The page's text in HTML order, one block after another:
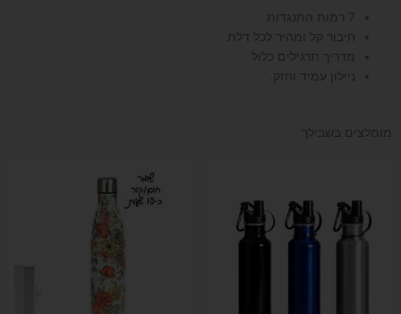
חיבור קל ומהיר לכל דלת
מדריך תרגילים כלול
ניילון עמיד וחזק.
מומלצים בשבילך
מספר